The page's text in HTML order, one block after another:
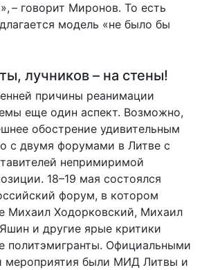
– говорит Миронов. То есть
модель «не было бы
лучников – на стены!
причины реанимации
еще один аспект. Возможно,
обострение удивительным
с двумя форумами в Литве с
непримиримой
18–19 мая состоялся
форум, в котором
Михаил Ходорковский, Михаил
и другие ярые критики
политэмигранты. Официальными
мероприятия были МИД Литвы и